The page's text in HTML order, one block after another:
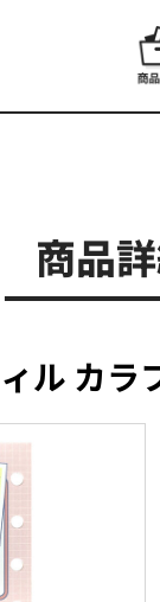
商品
ル カラ